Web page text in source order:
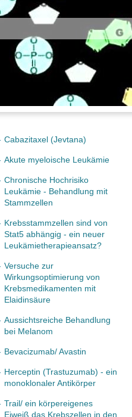
Cabazitaxel (Jevtana)
Akute myeloische Leukämie
Chronische Hochrisiko
Leukämie - Behandlung mit
Stammzellen
Krebsstammzellen sind von
Stat5 abhängig - ein neuer
Leukämietherapieansatz?
Versuche zur
Wirkungsoptimierung von
Krebsmedikamenten mit
Elaidinsäure
Aussichtsreiche Behandlung
bei Melanom
Bevacizumab/ Avastin
Herceptin (Trastuzumab) - ein
monoklonaler Antikörper
Trail/ ein körpereigenes
Eiweiß das Krebszellen in den